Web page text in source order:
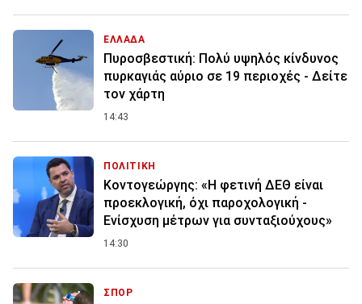
ΕΛΛΑΔΑ
Πυροσβεστική: Πολύ υψηλός κίνδυνος
πυρκαγιάς αύριο σε 19 περιοχές - Δείτε
τον χάρτη
14:43
ΠΟΛΙΤΙΚΗ
Κοντογεώργης: «Η φετινή ΔΕΘ είναι
προεκλογική, όχι παροχολογική -
Ενίσχυση μέτρων για συνταξιούχους»
14:30
ΣΠΟΡ